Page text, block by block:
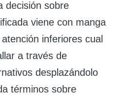
decisión sobre
viene con manga
inferiores cual
a través de
desplazándolo
términos sobre